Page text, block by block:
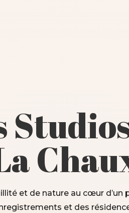
et de nature au cœur d’un
et des